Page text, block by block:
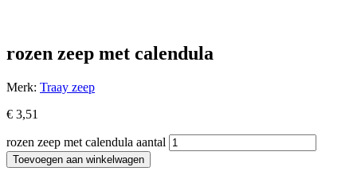
rozen zeep met calendula
Merk: Traay zeep
€ 3,51
rozen zeep met calendula aantal
Toevoegen aan winkelwagen